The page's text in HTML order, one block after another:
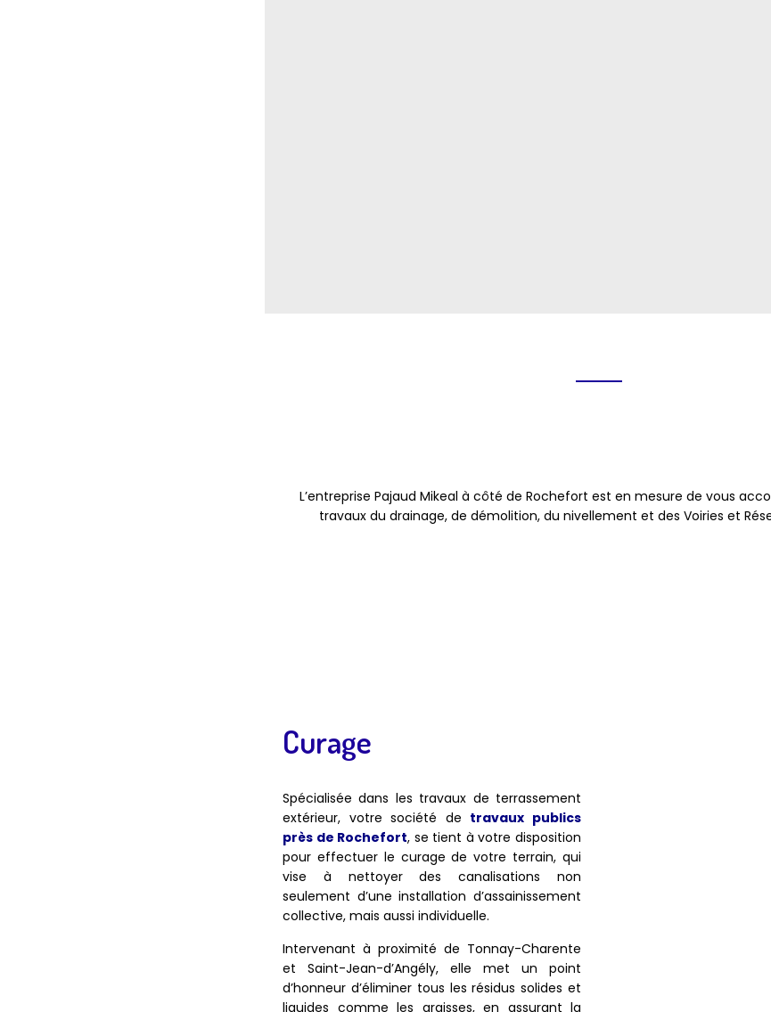
L’entreprise Pajaud Mikeal à côté de Rochefort est en mesure de vous
travaux du drainage, de démolition, du nivellement et des Voiries et
Curage
Spécialisée dans les travaux de terrassement
extérieur, votre société de travaux publics
près de Rochefort, se tient à votre disposition
pour effectuer le curage de votre terrain, qui
vise à nettoyer des canalisations non
seulement d’une installation d’assainissement
collective, mais aussi individuelle.
Intervenant à proximité de Tonnay-Charente
et Saint-Jean-d’Angély, elle met un point
d’honneur d’éliminer tous les résidus solides et
liquides comme les graisses, en assurant la